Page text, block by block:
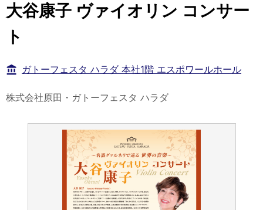
大谷康子 ヴァイオリン コンサー
ト
ガトーフェスタ ハラダ 本社1階 エスポワールホール
株式会社原田・ガトーフェスタ ハラダ